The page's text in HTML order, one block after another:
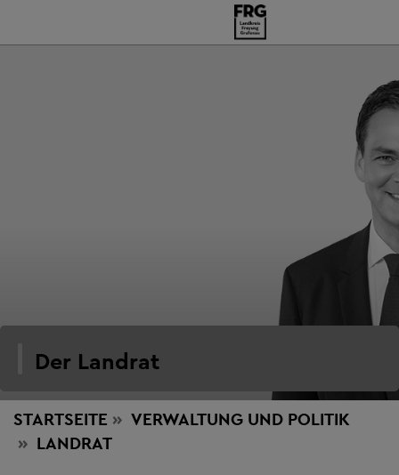
Der Landrat
STARTSEITE VERWALTUNG UND POLITIK
LANDRAT